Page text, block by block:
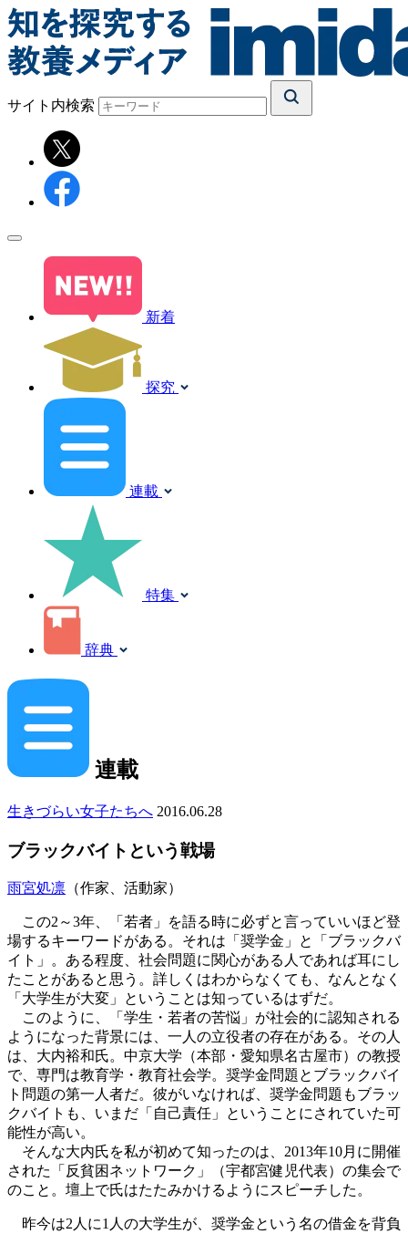
サイト内検索
新着
探究
連載
特集
辞典
連載
生きづらい女子たちへ 2016.06.28
ブラックバイトという戦場
雨宮処凛 （作家、活動家）
この2～3年、「若者」を語る時に必ずと言っていいほど登
場するキーワードがある。それは「奨学金」と「ブラックバ
イト」。ある程度、社会問題に関心がある人であれば耳にし
たことがあると思う。詳しくはわからなくても、なんとなく
「大学生が大変」ということは知っているはずだ。
このように、「学生・若者の苦悩」が社会的に認知される
ようになった背景には、一人の立役者の存在がある。その人
は、大内裕和氏。中京大学（本部・愛知県名古屋市）の教授
で、専門は教育学・教育社会学。奨学金問題とブラックバイ
ト問題の第一人者だ。彼がいなければ、奨学金問題もブラッ
クバイトも、いまだ「自己責任」ということにされていた可
能性が高い。
そんな大内氏を私が初めて知ったのは、2013年10月に開催
された「反貧困ネットワーク」（宇都宮健児代表）の集会で
のこと。壇上で氏はたたみかけるようにスピーチした。
昨今は2人に1人の大学生が、奨学金という名の借金を背負